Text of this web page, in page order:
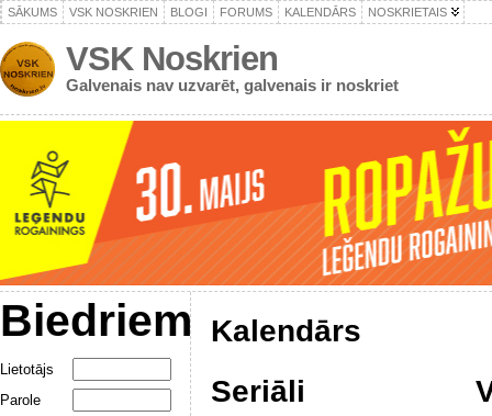
SĀKUMS VSK NOSKRIEN BLOGI FORUMS KALENDĀRS NOSKRIETAIS
VSK Noskrien
Galvenais nav uzvarēt, galvenais ir noskriet
Biedriem
Lietotājs
Parole
Kalendārs
Seriāli